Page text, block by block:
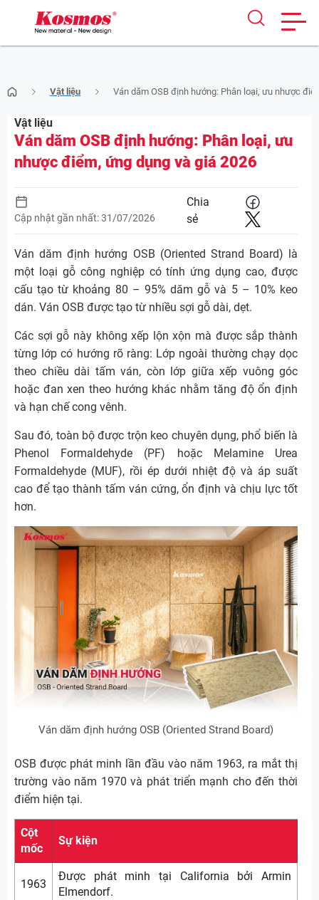
to
content
Vật liệu Ván dăm OSB định hướng: Phân loại, ưu nhược
Vật liệu
Ván dăm OSB định hướng: Phân loại, ưu
nhược điểm, ứng dụng và giá 2026
Cập nhật gần nhất: 31/07/2026
Chia
sẻ
Ván dăm định hướng OSB (Oriented Strand Board) là
một loại gỗ công nghiệp có tính ứng dụng cao, được
cấu tạo từ khoảng 80 – 95% dăm gỗ và 5 – 10% keo
dán. Ván OSB được tạo từ nhiều sợi gỗ dài, dẹt.
Các sợi gỗ này không xếp lộn xộn mà được sắp thành
từng lớp có hướng rõ ràng: Lớp ngoài thường chạy dọc
theo chiều dài tấm ván, còn lớp giữa xếp vuông góc
hoặc đan xen theo hướng khác nhằm tăng độ ổn định
và hạn chế cong vênh.
Sau đó, toàn bộ được trộn keo chuyên dụng, phổ biến là
Phenol Formaldehyde (PF) hoặc Melamine Urea
Formaldehyde (MUF), rồi ép dưới nhiệt độ và áp suất
cao để tạo thành tấm ván cứng, ổn định và chịu lực tốt
hơn.
Ván dăm định hướng OSB (Oriented Strand Board)
OSB được phát minh lần đầu vào năm 1963, ra mắt thị
trường vào năm 1970 và phát triển mạnh cho đến thời
điểm hiện tại.
Cột
mốc
Sự kiện
1963
Được phát minh tại California bởi Armin
Elmendorf.